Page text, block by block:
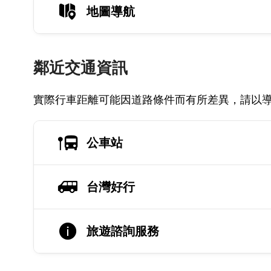
地圖導航
鄰近交通資訊
實際行車距離可能因道路條件而有所差異，請以
公車站
台灣好行
旅遊諮詢服務